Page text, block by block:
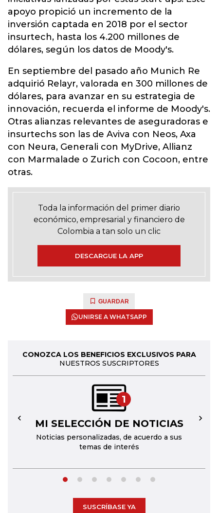
apoyo propició un incremento de la
inversión captada en 2018 por el sector
insurtech, hasta los 4.200 millones de
dólares, según los datos de Moody's.
En septiembre del pasado año Munich Re
adquirió Relayr, valorada en 300 millones de
dólares, para avanzar en su estrategia de
innovación, recuerda el informe de Moody's.
Otras alianzas relevantes de aseguradoras e
insurtechs son las de Aviva con Neos, Axa
con Neura, Generali con MyDrive, Allianz
con Marmalade o Zurich con Cocoon, entre
otras.
Toda la información del primer diario
económico, empresarial y financiero de
Colombia a tan solo un clic
DESCARGUE LA APP
GUARDAR
UNIRSE A WHATSAPP
CONOZCA LOS BENEFICIOS EXCLUSIVOS PARA
NUESTROS SUSCRIPTORES
1
MI SELECCIÓN DE NOTICIAS
Noticias personalizadas, de acuerdo a sus
temas de interés
← →
SUSCRÍBASE YA